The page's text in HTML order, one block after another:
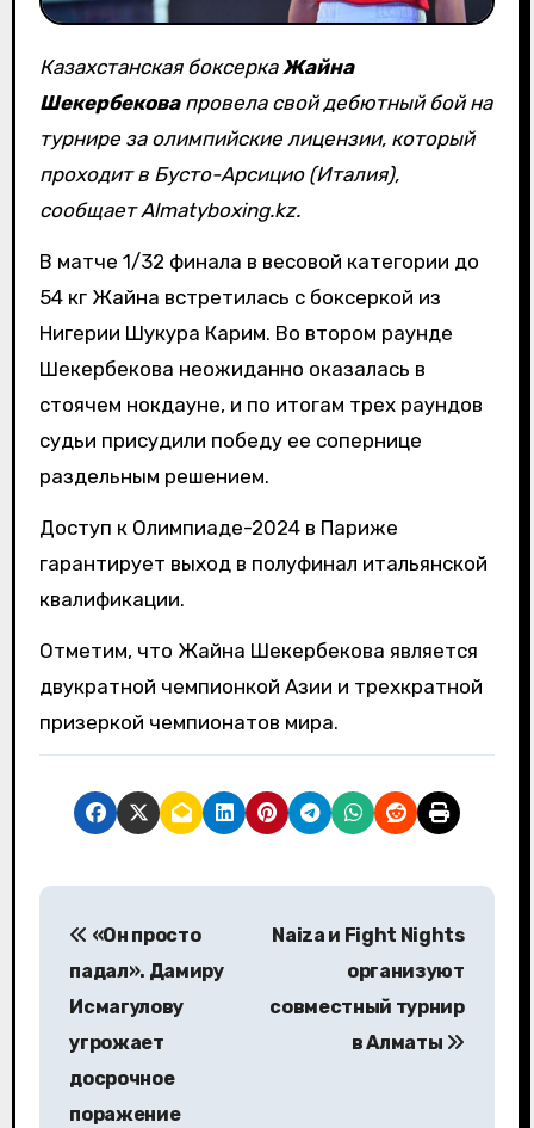
Казахстанская боксеркаЖайна
Шекербековапровела свой дебютный бой на
турнире за олимпийские лицензии, который
проходит в Бусто-Арсицио (Италия),
сообщает Almatyboxing.kz.
В матче 1/32 финала в весовой категории до
54 кг Жайна встретилась с боксеркой из
Нигерии Шукура Карим. Во втором раунде
Шекербекова неожиданно оказалась в
стоячем нокдауне, и по итогам трех раундов
судьи присудили победу ее сопернице
раздельным решением.
Доступ к Олимпиаде-2024 в Париже
гарантирует выход в полуфинал итальянской
квалификации.
Отметим, что Жайна Шекербекова является
двукратной чемпионкой Азии и трехкратной
призеркой чемпионатов мира.
Н
«Он просто
падал». Дамиру
Исмагулову
угрожает
досрочное
поражение
Naiza и Fight Nights
организуют
совместный турнир
в Алматы